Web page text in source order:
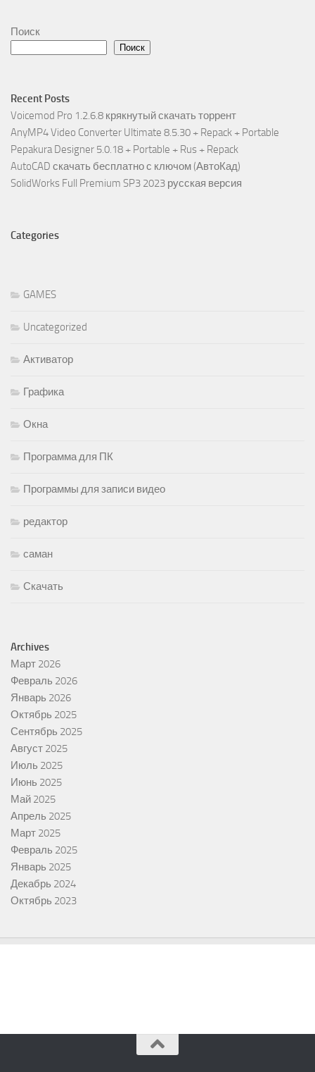
Поиск
Поиск
Recent Posts
Voicemod Pro 1.2.6.8 крякнутый скачать торрент
AnyMP4 Video Converter Ultimate 8.5.30 + Repack + Portable
Pepakura Designer 5.0.18 + Portable + Rus + Repack
AutoCAD скачать бесплатно с ключом (АвтоКад)
SolidWorks Full Premium SP3 2023 русская версия
Categories
GAMES
Uncategorized
Активатор
Графика
Окна
Программа для ПК
Программы для записи видео
редактор
саман
Скачать
Archives
Март 2026
Февраль 2026
Январь 2026
Октябрь 2025
Сентябрь 2025
Август 2025
Июль 2025
Июнь 2025
Май 2025
Апрель 2025
Март 2025
Февраль 2025
Январь 2025
Декабрь 2024
Октябрь 2023